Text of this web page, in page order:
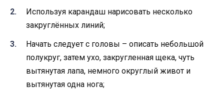
Используя карандаш нарисовать несколько
закруглённых линий;
Начать следует с головы – описать небольшой
полукруг, затем ухо, закругленная щека, чуть
вытянутая лапа, немного округлый живот и
вытянутая одна нога;